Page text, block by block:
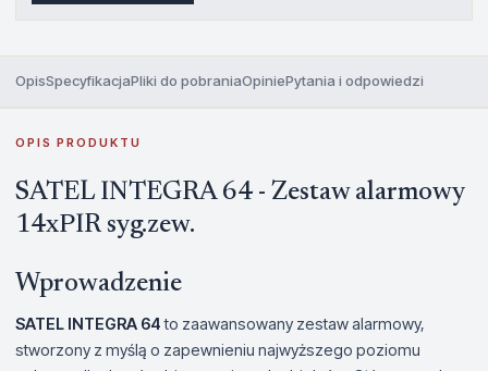
OpisSpecyfikacjaPliki do pobraniaOpiniePytania i odpowiedzi
OPIS PRODUKTU
SATEL INTEGRA 64 - Zestaw alarmowy
14xPIR syg.zew.
Wprowadzenie
SATEL INTEGRA 64to zaawansowany zestaw alarmowy,
stworzony z myślą o zapewnieniu najwyższego poziomu